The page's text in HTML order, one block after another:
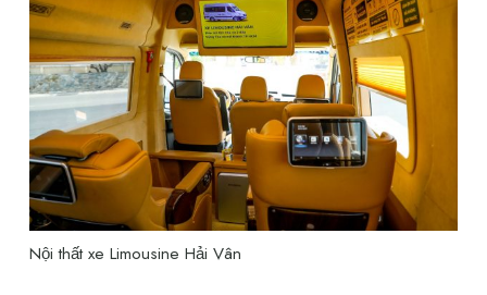
Nội thất xe Limousine Hải Vân